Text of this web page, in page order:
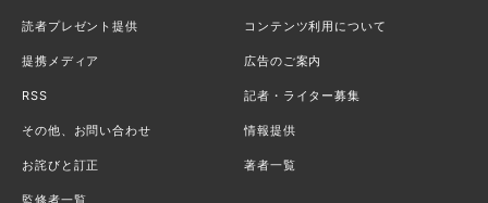
読者プレゼント提供 コンテンツ利用について
提携メディア 広告のご案内
RSS 記者・ライター募集
その他、お問い合わせ 情報提供
お詫びと訂正 著者一覧
監修者一覧